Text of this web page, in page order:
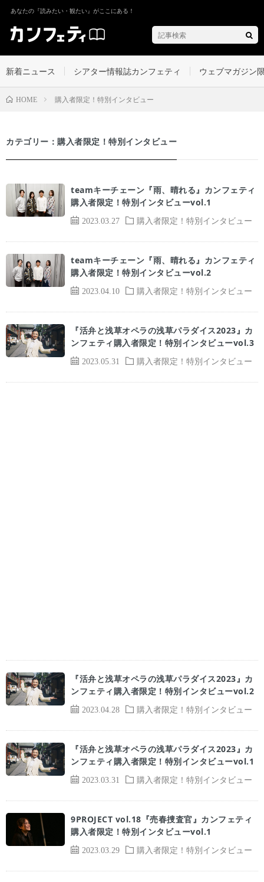
あなたの『読みたい・観たい』がここにある！
新着ニュース シアター情報誌カンフェティ ウェブマガジン
HOME 購入者限定！特別インタビュー
カテゴリー：購入者限定！特別インタビュー
2023.03.27 購入者限定！特別インタビュー
teamキーチェーン『雨、晴れる』カンフェティ
購入者限定！特別インタビューvol.1
2023.04.10 購入者限定！特別インタビュー
teamキーチェーン『雨、晴れる』カンフェティ
購入者限定！特別インタビューvol.2
2023.05.31 購入者限定！特別インタビュー
『活弁と浅草オペラの浅草パラダイス2023』カ
ンフェティ購入者限定！特別インタビューvol.3
2023.04.28 購入者限定！特別インタビュー
『活弁と浅草オペラの浅草パラダイス2023』カ
ンフェティ購入者限定！特別インタビューvol.2
2023.03.31 購入者限定！特別インタビュー
『活弁と浅草オペラの浅草パラダイス2023』カ
ンフェティ購入者限定！特別インタビューvol.1
2023.03.29 購入者限定！特別インタビュー
9PROJECT vol.18『売春捜査官』カンフェティ
購入者限定！特別インタビューvol.1